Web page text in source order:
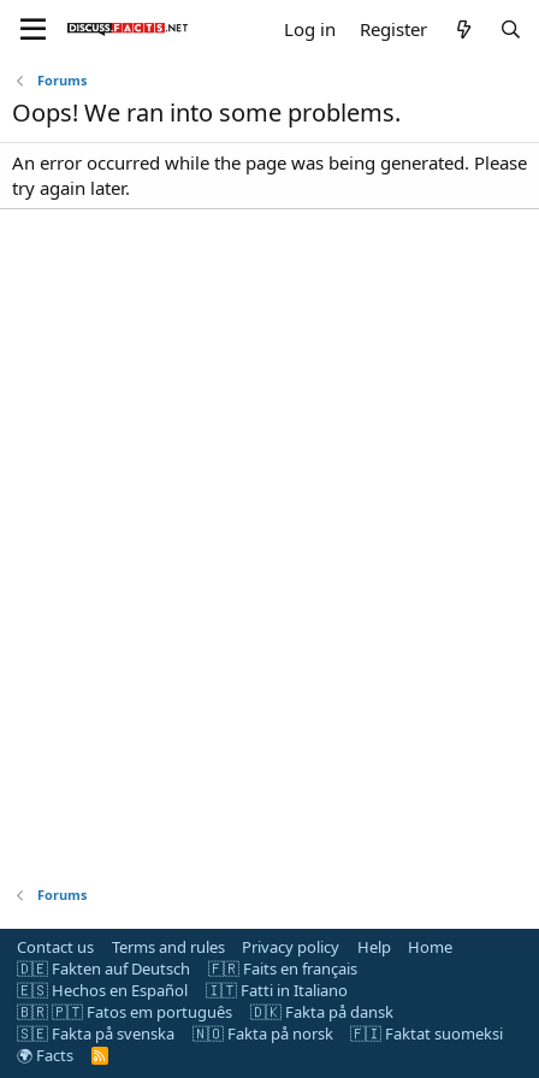
Log in Register
Forums
Oops! We ran into some problems.
An error occurred while the page was being generated. Please
try again later.
Forums
Contact us Terms and rules Privacy policy Help
Home
🇩🇪 Fakten auf Deutsch
🇫🇷 Faits en français
🇪🇸 Hechos en Español
🇮🇹 Fatti in Italiano
🇧🇷 🇵🇹 Fatos em português
🇩🇰 Fakta på dansk
🇸🇪 Fakta på svenska
🇳🇴 Fakta på norsk
🇫🇮 Faktat suomeksi
🌍 Facts
R